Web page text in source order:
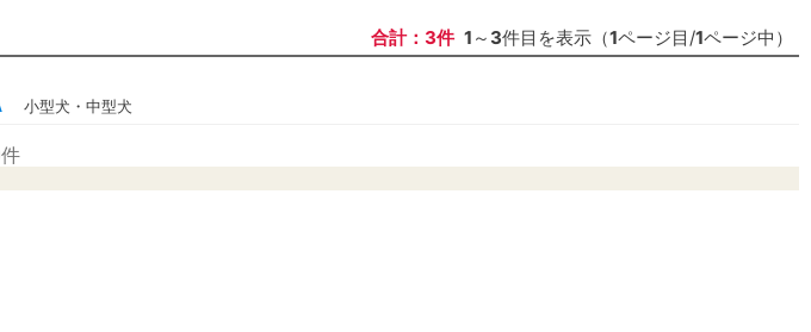
合計：3件 1 ～ 3件目を表示（1ページ目/1ページ中）
小型犬・中型犬